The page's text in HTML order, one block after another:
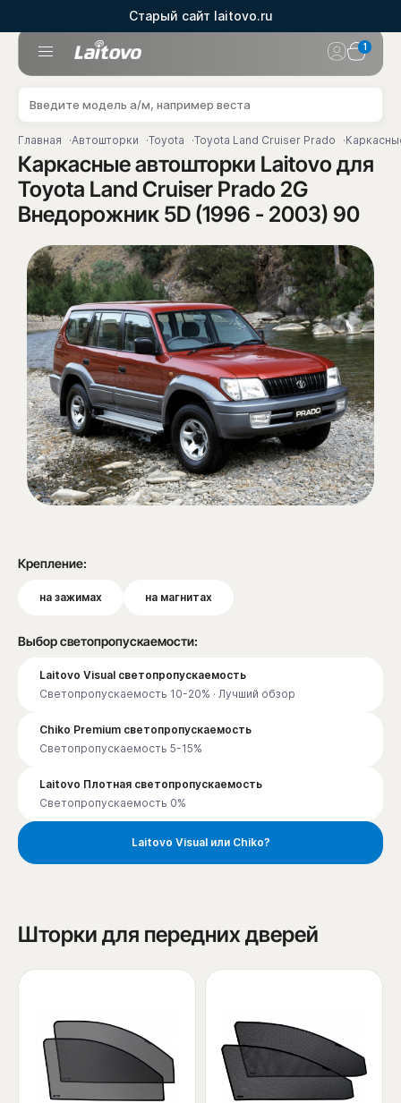
Старый сайт laitovo.ru
1
Главная Автошторки Toyota Toyota Land Cruiser Prado
Каркасные автошторки Laitovo для
Toyota Land Cruiser Prado 2G
Внедорожник 5D (1996 - 2003) 90
Крепление:
на зажимах на магнитах
Выбор светопропускаемости:
Laitovo Visual светопропускаемость
Светопропускаемость 10-20% · Лучший обзор
Chiko Premium светопропускаемость
Светопропускаемость 5-15%
Laitovo Плотная светопропускаемость
Светопропускаемость 0%
Laitovo Visual или Chiko?
Шторки для передних дверей